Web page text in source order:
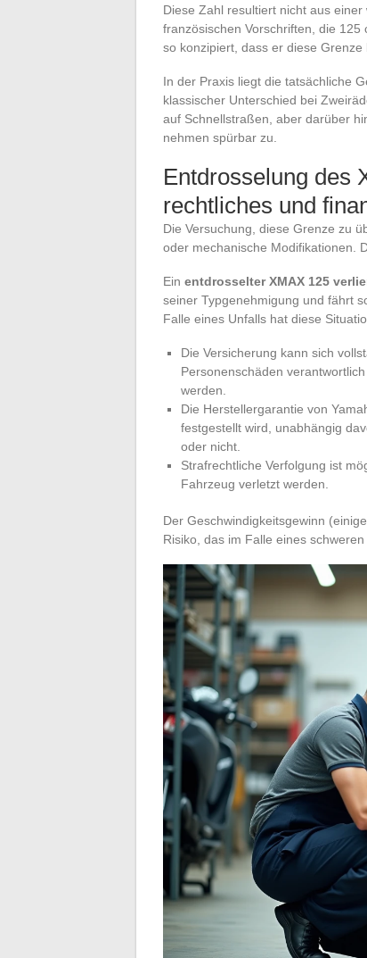
Diese Zahl resultiert nicht aus
französischen Vorschriften, die 125
so konzipiert, dass er diese
In der Praxis liegt die tatsächliche
klassischer Unterschied bei
auf Schnellstraßen, aber darüber
nehmen spürbar zu.
Entdrosselung des
rechtliches und
Die Versuchung, diese Grenze zu
oder mechanische Modifikationen.
Ein entdrosselter XMAX 125
seiner Typgenehmigung und fährt
Falle eines Unfalls hat diese
Die Versicherung kann sich
Personenschäden
werden.
Die Herstellergarantie von
festgestellt wird, unabhängig
oder nicht.
Strafrechtliche Verfolgung ist
Fahrzeug verletzt werden.
Der Geschwindigkeitsgewinn
Risiko, das im Falle eines